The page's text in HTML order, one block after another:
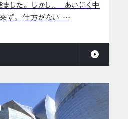
ました。 しかし.. あいにく中
ず。 仕方がない …